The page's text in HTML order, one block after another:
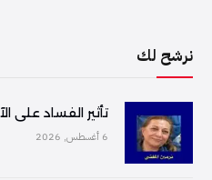
نرشح لك
تأثير الفساد على
6 أغسطس, 2026